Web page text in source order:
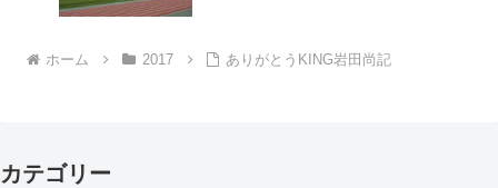
ホーム 2017 ありがとうKING岩田尚記
カテゴリー